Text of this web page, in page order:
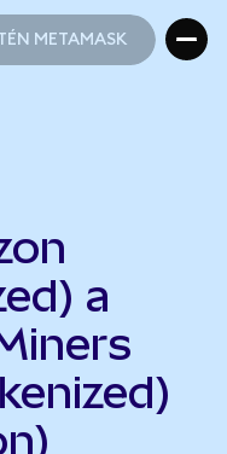
METAMASK
a